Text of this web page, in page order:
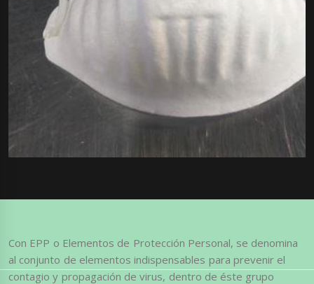
Con EPP o Elementos de Protección Personal, se denomina
al conjunto de elementos indispensables para prevenir el
contagio y propagación de virus, dentro de éste grupo